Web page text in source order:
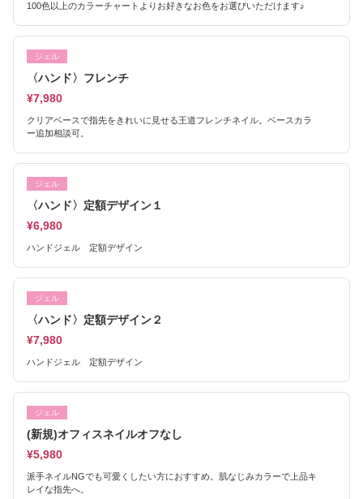
100色以上のカラーチャートよりお好きなお色をお選びいただけます♪
ジェル
〈ハンド〉フレンチ
¥7,980
クリアベースで指先をきれいに見せる王道フレンチネイル。ベースカラ
ー追加相談可。
ジェル
〈ハンド〉定額デザイン１
¥6,980
ハンドジェル 定額デザイン
ジェル
〈ハンド〉定額デザイン２
¥7,980
ハンドジェル 定額デザイン
ジェル
(新規)オフィスネイルオフなし
¥5,980
派手ネイルNGでも可愛くしたい方におすすめ。肌なじみカラーで上品キ
レイな指先へ。